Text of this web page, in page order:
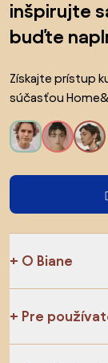
inšpirujte
buďte
Získajte prístup
súčasťou
O Biane
Pre